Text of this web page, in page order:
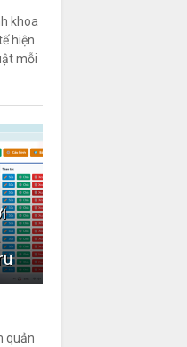
khoa
hiện
mỗi
quản